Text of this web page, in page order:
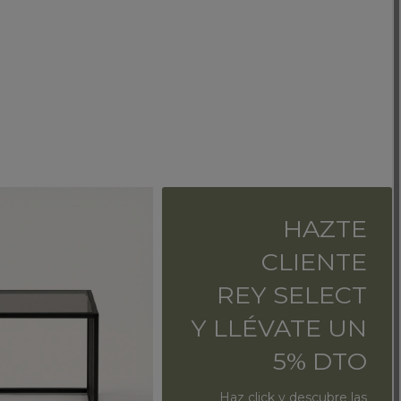
HAZTE
CLIENTE
REY SELECT
Y LLÉVATE UN
5% DTO
Haz click y descubre las